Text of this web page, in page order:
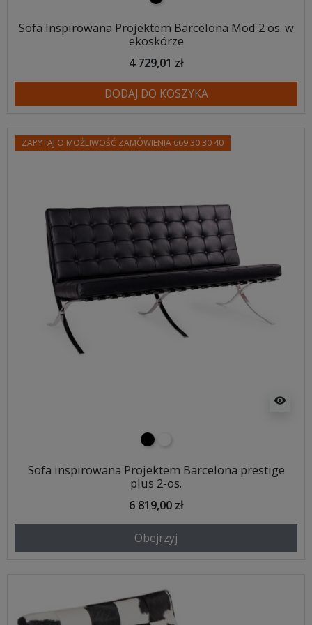
Sofa Inspirowana Projektem Barcelona Mod 2 os. w
ekoskórze
4 729,01 zł
DODAJ DO KOSZYKA
ZAPYTAJ O MOŻLIWOŚĆ ZAMÓWIENIA 669 30 30 40
visibility
czarny
Sofa inspirowana Projektem Barcelona prestige
plus 2-os.
6 819,00 zł
Obejrzyj